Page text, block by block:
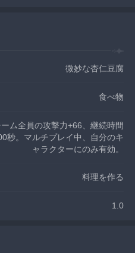
微妙な杏仁豆腐
食べ物
ーム全員の攻撃力+66、継続時間
秒。マルチプレイ中、自分のキ
ャラクターにのみ有効。
料理を作る
1.0